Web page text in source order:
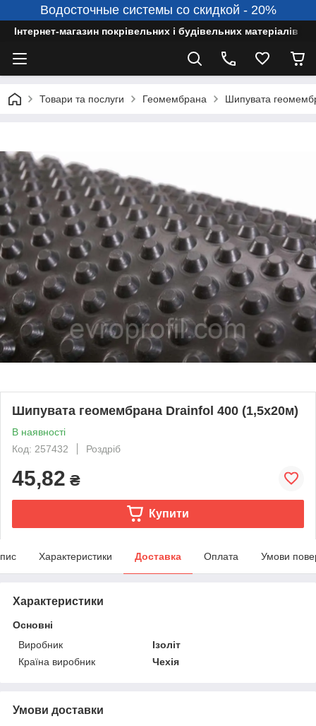
Водосточные системы со скидкой - 20%
Інтернет-магазин покрівельних і будівельних матеріалів
Товари та послуги Геомембрана Шипувата
Шипувата геомембрана Drainfol 400 (1,5x20м)
В наявності
Код: 257432
Роздріб
45,82 ₴
Купити
Характеристики Доставка Оплата Умови
Характеристики
Основні
Виробник
Ізоліт
Країна виробник
Чехія
Умови доставки